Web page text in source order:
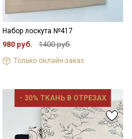
Набор лоскута №417
980 руб. 1400 руб.
Только онлайн-заказ
- 30% ТКАНЬ В ОТРЕЗАХ